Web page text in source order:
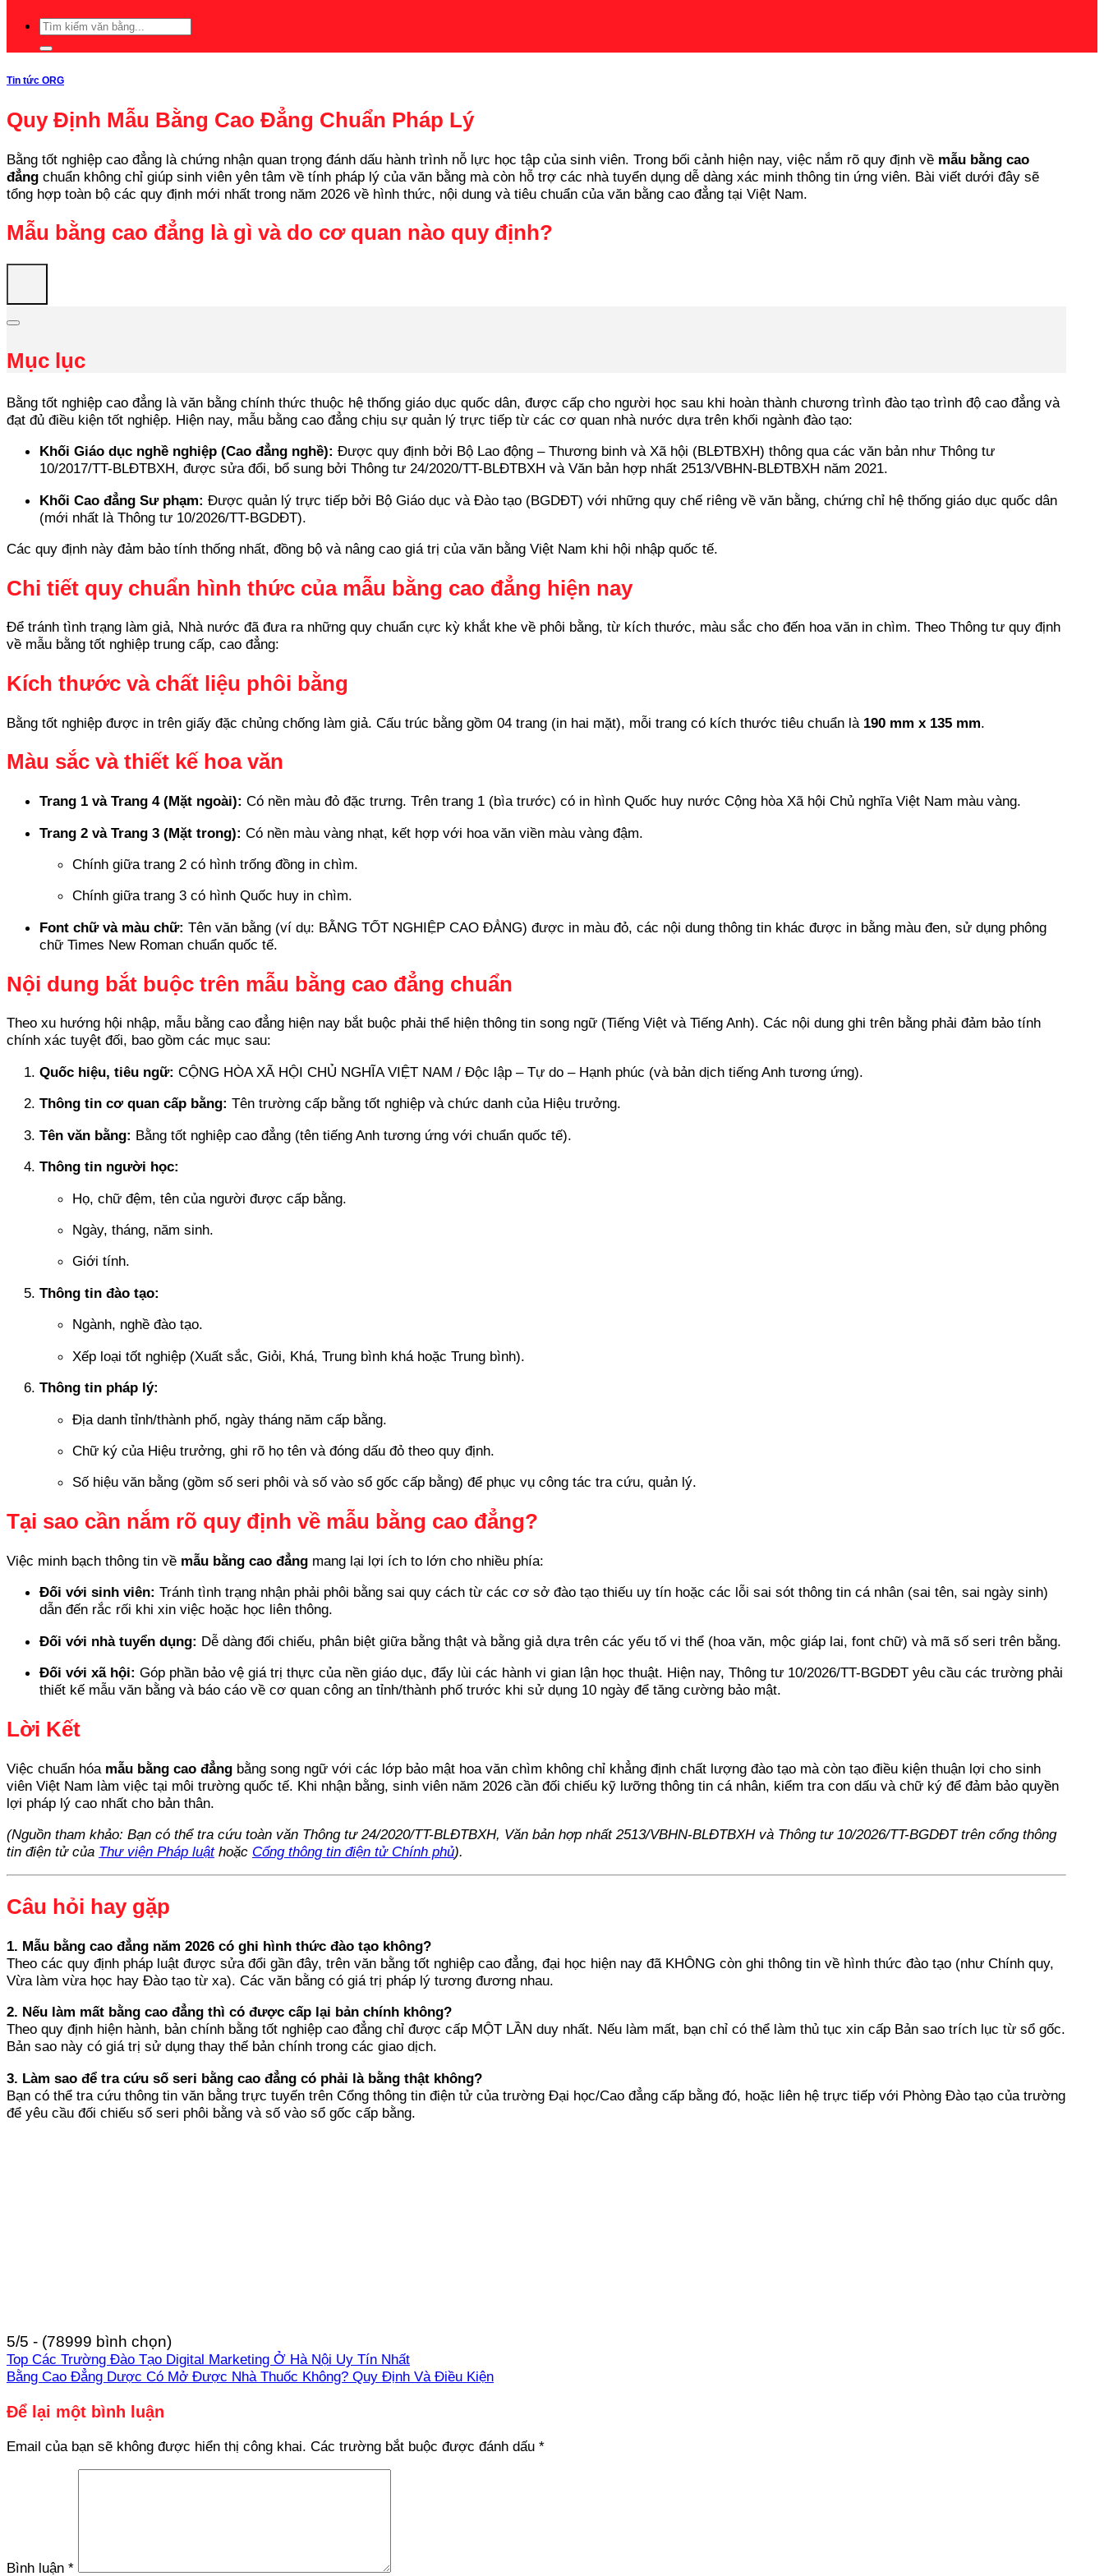
Tin tức ORG
Quy Định Mẫu Bằng Cao Đẳng Chuẩn Pháp Lý
Bằng tốt nghiệp cao đẳng là chứng nhận quan trọng đánh dấu hành trình nỗ lực học tập của sinh viên. Trong bối cảnh hiện nay, việc nắm rõ quy định về mẫu bằng cao
đẳng chuẩn không chỉ giúp sinh viên yên tâm về tính pháp lý của văn bằng mà còn hỗ trợ các nhà tuyển dụng dễ dàng xác minh thông tin ứng viên. Bài viết dưới đây sẽ
tổng hợp toàn bộ các quy định mới nhất trong năm 2026 về hình thức, nội dung và tiêu chuẩn của văn bằng cao đẳng tại Việt Nam.
Mẫu bằng cao đẳng là gì và do cơ quan nào quy định?
Mục lục
Bằng tốt nghiệp cao đẳng là văn bằng chính thức thuộc hệ thống giáo dục quốc dân, được cấp cho người học sau khi hoàn thành chương trình đào tạo trình độ cao đẳng và
đạt đủ điều kiện tốt nghiệp. Hiện nay, mẫu bằng cao đẳng chịu sự quản lý trực tiếp từ các cơ quan nhà nước dựa trên khối ngành đào tạo:
Khối Giáo dục nghề nghiệp (Cao đẳng nghề): Được quy định bởi Bộ Lao động – Thương binh và Xã hội (BLĐTBXH) thông qua các văn bản như Thông tư
10/2017/TT-BLĐTBXH, được sửa đổi, bổ sung bởi Thông tư 24/2020/TT-BLĐTBXH và Văn bản hợp nhất 2513/VBHN-BLĐTBXH năm 2021.
Khối Cao đẳng Sư phạm: Được quản lý trực tiếp bởi Bộ Giáo dục và Đào tạo (BGDĐT) với những quy chế riêng về văn bằng, chứng chỉ hệ thống giáo dục quốc dân
(mới nhất là Thông tư 10/2026/TT-BGDĐT).
Các quy định này đảm bảo tính thống nhất, đồng bộ và nâng cao giá trị của văn bằng Việt Nam khi hội nhập quốc tế.
Chi tiết quy chuẩn hình thức của mẫu bằng cao đẳng hiện nay
Để tránh tình trạng làm giả, Nhà nước đã đưa ra những quy chuẩn cực kỳ khắt khe về phôi bằng, từ kích thước, màu sắc cho đến hoa văn in chìm. Theo Thông tư quy định
về mẫu bằng tốt nghiệp trung cấp, cao đẳng:
Kích thước và chất liệu phôi bằng
Bằng tốt nghiệp được in trên giấy đặc chủng chống làm giả. Cấu trúc bằng gồm 04 trang (in hai mặt), mỗi trang có kích thước tiêu chuẩn là 190 mm x 135 mm.
Màu sắc và thiết kế hoa văn
Trang 1 và Trang 4 (Mặt ngoài): Có nền màu đỏ đặc trưng. Trên trang 1 (bìa trước) có in hình Quốc huy nước Cộng hòa Xã hội Chủ nghĩa Việt Nam màu vàng.
Trang 2 và Trang 3 (Mặt trong): Có nền màu vàng nhạt, kết hợp với hoa văn viền màu vàng đậm.
Chính giữa trang 2 có hình trống đồng in chìm.
Chính giữa trang 3 có hình Quốc huy in chìm.
Font chữ và màu chữ: Tên văn bằng (ví dụ: BẰNG TỐT NGHIỆP CAO ĐẲNG) được in màu đỏ, các nội dung thông tin khác được in bằng màu đen, sử dụng phông
chữ Times New Roman chuẩn quốc tế.
Nội dung bắt buộc trên mẫu bằng cao đẳng chuẩn
Theo xu hướng hội nhập, mẫu bằng cao đẳng hiện nay bắt buộc phải thể hiện thông tin song ngữ (Tiếng Việt và Tiếng Anh). Các nội dung ghi trên bằng phải đảm bảo tính
chính xác tuyệt đối, bao gồm các mục sau:
Quốc hiệu, tiêu ngữ: CỘNG HÒA XÃ HỘI CHỦ NGHĨA VIỆT NAM / Độc lập – Tự do – Hạnh phúc (và bản dịch tiếng Anh tương ứng).
Thông tin cơ quan cấp bằng: Tên trường cấp bằng tốt nghiệp và chức danh của Hiệu trưởng.
Tên văn bằng: Bằng tốt nghiệp cao đẳng (tên tiếng Anh tương ứng với chuẩn quốc tế).
Thông tin người học:
Họ, chữ đệm, tên của người được cấp bằng.
Ngày, tháng, năm sinh.
Giới tính.
Thông tin đào tạo:
Ngành, nghề đào tạo.
Xếp loại tốt nghiệp (Xuất sắc, Giỏi, Khá, Trung bình khá hoặc Trung bình).
Thông tin pháp lý:
Địa danh tỉnh/thành phố, ngày tháng năm cấp bằng.
Chữ ký của Hiệu trưởng, ghi rõ họ tên và đóng dấu đỏ theo quy định.
Số hiệu văn bằng (gồm số seri phôi và số vào sổ gốc cấp bằng) để phục vụ công tác tra cứu, quản lý.
Tại sao cần nắm rõ quy định về mẫu bằng cao đẳng?
Việc minh bạch thông tin về mẫu bằng cao đẳng mang lại lợi ích to lớn cho nhiều phía:
Đối với sinh viên: Tránh tình trạng nhận phải phôi bằng sai quy cách từ các cơ sở đào tạo thiếu uy tín hoặc các lỗi sai sót thông tin cá nhân (sai tên, sai ngày sinh)
dẫn đến rắc rối khi xin việc hoặc học liên thông.
Đối với nhà tuyển dụng: Dễ dàng đối chiếu, phân biệt giữa bằng thật và bằng giả dựa trên các yếu tố vi thể (hoa văn, mộc giáp lai, font chữ) và mã số seri trên bằng.
Đối với xã hội: Góp phần bảo vệ giá trị thực của nền giáo dục, đẩy lùi các hành vi gian lận học thuật. Hiện nay, Thông tư 10/2026/TT-BGDĐT yêu cầu các trường phải
thiết kế mẫu văn bằng và báo cáo về cơ quan công an tỉnh/thành phố trước khi sử dụng 10 ngày để tăng cường bảo mật.
Lời Kết
Việc chuẩn hóa mẫu bằng cao đẳng bằng song ngữ với các lớp bảo mật hoa văn chìm không chỉ khẳng định chất lượng đào tạo mà còn tạo điều kiện thuận lợi cho sinh
viên Việt Nam làm việc tại môi trường quốc tế. Khi nhận bằng, sinh viên năm 2026 cần đối chiếu kỹ lưỡng thông tin cá nhân, kiểm tra con dấu và chữ ký để đảm bảo quyền
lợi pháp lý cao nhất cho bản thân.
(Nguồn tham khảo: Bạn có thể tra cứu toàn văn Thông tư 24/2020/TT-BLĐTBXH, Văn bản hợp nhất 2513/VBHN-BLĐTBXH và Thông tư 10/2026/TT-BGDĐT trên cổng thông
tin điện tử của Thư viện Pháp luậthoặc Cổng thông tin điện tử Chính phủ).
Câu hỏi hay gặp
1. Mẫu bằng cao đẳng năm 2026 có ghi hình thức đào tạo không?
Theo các quy định pháp luật được sửa đổi gần đây, trên văn bằng tốt nghiệp cao đẳng, đại học hiện nay đã KHÔNG còn ghi thông tin về hình thức đào tạo (như Chính quy,
Vừa làm vừa học hay Đào tạo từ xa). Các văn bằng có giá trị pháp lý tương đương nhau.
2. Nếu làm mất bằng cao đẳng thì có được cấp lại bản chính không?
Theo quy định hiện hành, bản chính bằng tốt nghiệp cao đẳng chỉ được cấp MỘT LẦN duy nhất. Nếu làm mất, bạn chỉ có thể làm thủ tục xin cấp Bản sao trích lục từ sổ gốc.
Bản sao này có giá trị sử dụng thay thế bản chính trong các giao dịch.
3. Làm sao để tra cứu số seri bằng cao đẳng có phải là bằng thật không?
Bạn có thể tra cứu thông tin văn bằng trực tuyến trên Cổng thông tin điện tử của trường Đại học/Cao đẳng cấp bằng đó, hoặc liên hệ trực tiếp với Phòng Đào tạo của trường
để yêu cầu đối chiếu số seri phôi bằng và số vào sổ gốc cấp bằng.
5/5 - (78999 bình chọn)
Top Các Trường Đào Tạo Digital Marketing Ở Hà Nội Uy Tín Nhất
Bằng Cao Đẳng Dược Có Mở Được Nhà Thuốc Không? Quy Định Và Điều Kiện
Để lại một bình luận
Email của bạn sẽ không được hiển thị công khai. Các trường bắt buộc được đánh dấu *
Bình luận *